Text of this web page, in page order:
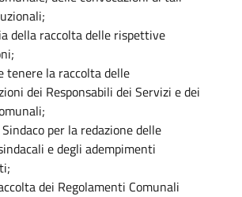
della raccolta delle rispettive
tenere la raccolta delle
dei Responsabili dei Servizi e dei
per la redazione delle
e degli adempimenti
dei Regolamenti Comunali